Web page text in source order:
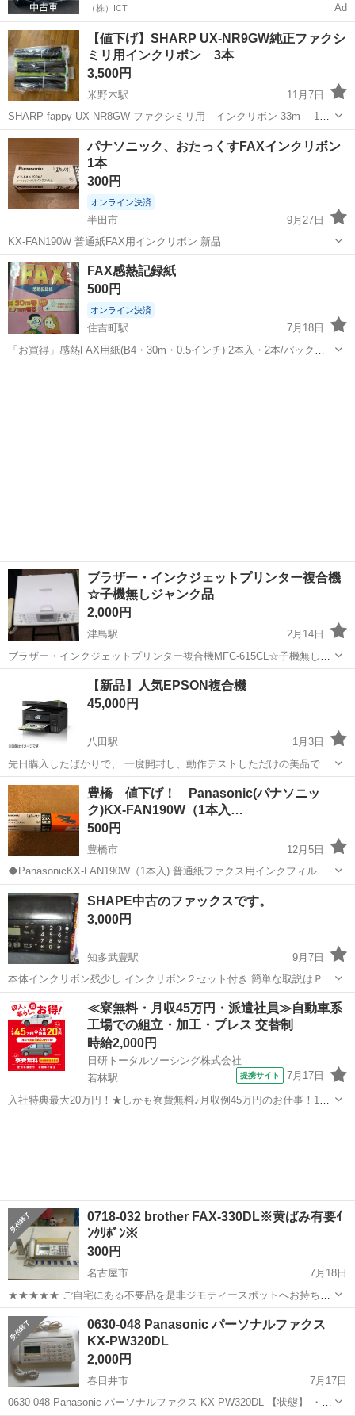
（株）ICT Ad
【値下げ】SHARP UX-NR9GW純正ファクシ
ミリ用インクリボン 3本
3,500円
米野木駅
11月7日
SHARP fappy UX-NR8GW ファクシミリ用 インクリボン 33m 1箱
2本入り、4本のうち1本使用したので、 残り3本の出品です。包装未開
封。 箱もつけます。 取り付けカンタン！ギヤ付きタイプ。 純正...
愛知 みよし市 米野木駅 電話、ＦＡＸ SHARP
パナソニック、おたっくすFAXインクリボン
1本
300円
オンライン決済
半田市
9月27日
KX-FAN190W 普通紙FAX用インクリボン 新品
愛知 半田市 電話、ＦＡＸ
FAX感熱記録紙
500円
オンライン決済
住吉町駅
7月18日
「お買得」感熱FAX用紙(B4・30m・0.5インチ) 2本入・2本/パック
ブラザー・インクジェットプリンター複合機
☆子機無しジャンク品
2,000円
津島駅
2月14日
ブラザー・インクジェットプリンター複合機MFC-615CL☆子機無しジ
ャンク品です。通電確認済みです。子機は、有りません。インクも有
りません。電話としては、使用できます。現状渡しとなります。ノー
クレームノーリターンでお願い致...
津島駅 電話、ＦＡＸ ブラザー
【新品】人気EPSON複合機
45,000円
八田駅
1月3日
先日購入したばかりで、 一度開封し、動作テストしただけの美品で
す。 ※インクもセットされていますので そのままお使いいただけま
す。 ■メーカー保証書、説明書など 付属品全て揃っています。 箱も購
入時のものです。 ■型番...
愛知 名古屋市 八田駅 電話、ＦＡＸ 複合機
豊橋 値下げ！ Panasonic(パナソニッ
ク)KX-FAN190W（1本入…
500円
豊橋市
12月5日
◆PanasonicKX-FAN190W（1本入) 普通紙ファクス用インクフィル
ム ブラック ◆写真の箱は2本と記載されてますが、1本は使用しまし
たのでご注意下さい。 ◆ ご指定場所までお引き取りにきていただ...
愛知 豊橋市 電話、ＦＡＸ
SHAPE中古のファックスです。
3,000円
知多武豊駅
9月7日
本体インクリボン残少し インクリボン２セット付き 簡単な取説はＰＣ
よりダウンロードして、プリントアウトしてあります。 子機はありま
せん。 取りに来て頂ける方が限定です。
愛知 知多郡 知多武豊駅 電話、ＦＡＸ ありません
≪寮無料・月収45万円・派遣社員≫自動車系
工場での組立・加工・プレス 交替制
時給2,000円
日研トータルソーシング株式会社
若林駅
提携サイト 7月17日
入社特典最大20万円！★しかも寮費無料♪月収例45万円のお仕事！1年
0718-032 brother FAX-330DL※黄ばみ有要ｲ
ﾝｸﾘﾎﾞﾝ※
300円
名古屋市
7月18日
★★★★★ ご自宅にある不要品を是非ジモティースポットへお持ち込
みしませんか？ 家電、趣味・スポーツ・レジャー用品、こども用品、
衣料服飾品、生活雑貨、家具、本、CD・DVDなどが無料でまとめて持
ち込めます！ ※詳細はこ...
愛知 brother
0630-048 Panasonic パーソナルファクス
KX-PW320DL
2,000円
春日井市
7月17日
0630-048 Panasonic パーソナルファクス KX-PW320DL 【状態】 ・使